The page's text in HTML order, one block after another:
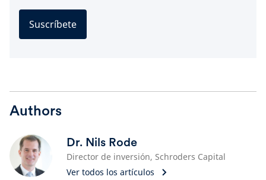
Suscríbete
Authors
Dr. Nils Rode
Director de inversión, Schroders Capital
Ver todos los artículos